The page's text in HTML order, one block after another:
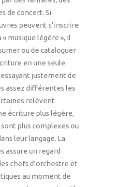
de concert. Si
peuvent s’inscrire
musique légère », il
ou de cataloguer
en une seule
justement de
assez différentes les
relèvent
écriture plus légère,
plus complexes ou
leur langage. La
assure un regard
chefs d’orchestre et
au moment de